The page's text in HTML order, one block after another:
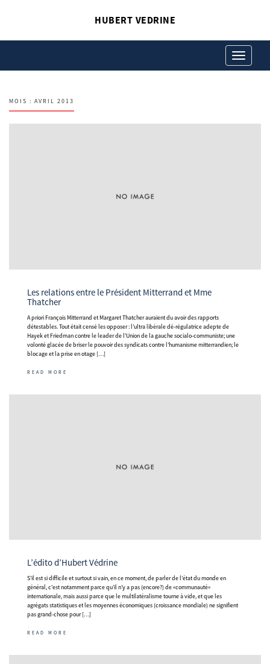
HUBERT VEDRINE
Toggle
navigation
MOIS : AVRIL 2013
Les relations entre le Président Mitterrand et Mme
Thatcher
A priori François Mitterrand et Margaret Thatcher auraient du avoir des rapports
détestables. Tout était censé les opposer : l’ultra libérale dé-régulatrice adepte de
Hayek et Friedman contre le leader de l’Union de la gauche socialo-communiste; une
volonté glacée de briser le pouvoir des syndicats contre l’humanisme mitterrandien; le
blocage et la prise en otage […]
READ MORE
L’édito d’Hubert Védrine
S’il est si difficile et surtout si vain, en ce moment, de parler de l’état du monde en
général, c’est notamment parce qu’il n’y a pas (encore?) de «communauté»
internationale, mais aussi parce que le multilatéralisme tourne à vide, et que les
agrégats statistiques et les moyennes économiques (croissance mondiale) ne signifient
pas grand-chose pour […]
READ MORE